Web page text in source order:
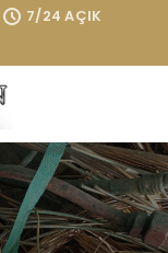
7/24 AÇIK